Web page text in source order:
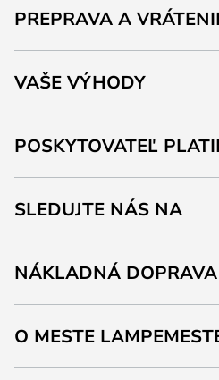
PREPRAVA A
VAŠE VÝHODY
POSKYTOVATEĽ
SLEDUJTE NÁS NA
NÁKLADNÁ DOPRAVA
O MESTE